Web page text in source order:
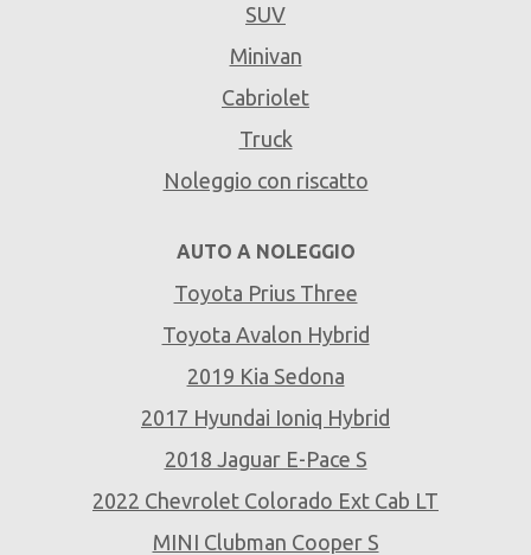
SUV
Minivan
Cabriolet
Truck
Noleggio con riscatto
AUTO A NOLEGGIO
Toyota Prius Three
Toyota Avalon Hybrid
2019 Kia Sedona
2017 Hyundai Ioniq Hybrid
2018 Jaguar E-Pace S
2022 Chevrolet Colorado Ext Cab LT
MINI Clubman Cooper S